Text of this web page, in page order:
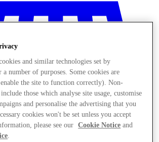
and similar technologies set by
number of purposes. Some cookies are
enable the site to function correctly). Non-
those which analyse site usage, customise
and personalise the advertising that you
cookies won't be set unless you accept
please see our
Cookie Notice and